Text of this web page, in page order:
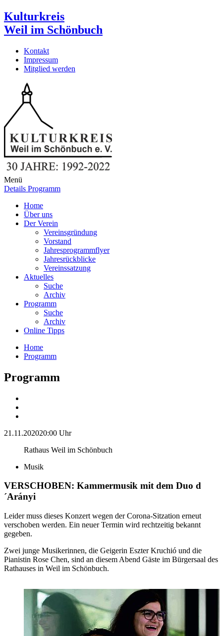
Kulturkreis
Weil im Schönbuch
Kontakt
Impressum
Mitglied werden
Menü
Details Programm
Home
Über uns
Der Verein
Vereinsgründung
Vorstand
Jahresprogrammflyer
Jahresrückblicke
Vereinssatzung
Aktuelles
Suche
Archiv
Programm
Suche
Archiv
Online Tipps
Home
Programm
Programm
21.11.202020:00 Uhr
Rathaus Weil im Schönbuch
Musik
VERSCHOBEN: Kammermusik mit dem Duo d
´Arányi
Leider muss dieses Konzert wegen der Corona-Sitzation erneut
verschoben werden. Ein neuer Termin wird rechtzeitig bekannt
gegeben.
Zwei junge Musikerinnen, die Geigerin Eszter Kruchió und die
Pianistin Rose Chen, sind an diesem Abend Gäste im Bürgersaal des
Rathauses in Weil im Schönbuch.